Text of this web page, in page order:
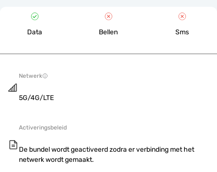
Data Bellen Sms
Netwerk
5G/4G/LTE
Activeringsbeleid
De bundel wordt geactiveerd zodra er verbinding met het
netwerk wordt gemaakt.